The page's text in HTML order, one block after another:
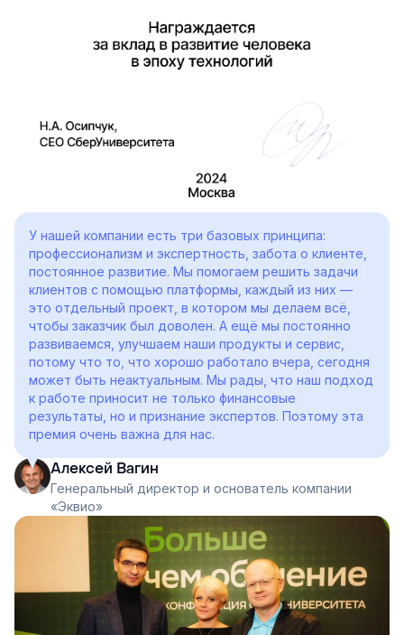
У нашей компании есть три базовых принципа:
профессионализм и экспертность, забота о клиенте,
постоянное развитие. Мы помогаем решить задачи
клиентов с помощью платформы, каждый из них —
это отдельный проект, в котором мы делаем всё,
чтобы заказчик был доволен. А ещё мы постоянно
развиваемся, улучшаем наши продукты и сервис,
потому что то, что хорошо работало вчера, сегодня
может быть неактуальным. Мы рады, что наш подход
к работе приносит не только финансовые
результаты, но и признание экспертов. Поэтому эта
премия очень важна для нас.
Алексей Вагин
Генеральный директор и основатель компании
«Эквио»